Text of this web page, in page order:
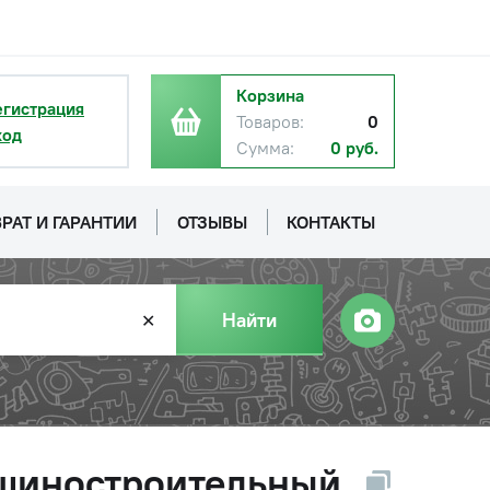
Корзина
Товаров:
0
Сумма:
0 руб.
И ГАРАНТИИ ОТЗЫВЫ КОНТАКТЫ
✕ Найти